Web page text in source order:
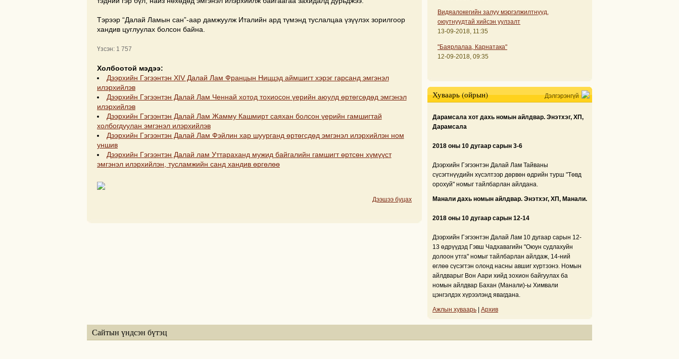
Тэрээр “Далай Ламын сан”-аар дамжуулж Италийн ард түмэнд туслалцаа үзүүлэх зорилгоор
хандив цуглуулах болсон байна.
Үзсэн: 1 757
Холбоотой мэдээ:
Дээрхийн Гэгээнтэн XIV Далай Лам Францын Ниццэд аймшигт хэрэг гарсанд эмгэнэл
илэрхийлэв
Дээрхийн Гэгээнтэн Далай Лам Ченнай хотод тохиосон үерийн аюулд өртөгсөдөд эмгэнэл
илэрхийлэв
Дээрхийн Гэгээнтэн Далай Лам Жамму Кашмирт саяхан болсон үерийн гамшигтай
холбогдуулан эмгэнэл илэрхийлэв
Дээрхийн Гэгээнтэн Далай Лам Фэйлин хар шуурганд өртөгсдөд эмгэнэл илэрхийлэн ном
уншив
Дээрхийн Гэгээнтэн Далай лам Уттараханд мужид байгалийн гамшигт өртсөн хүмүүст
эмгэнэл илэрхийлэн, тусламжийн санд хандив өргөлөө
Дээшээ буцах
Видяалокегийн залуу мэргэлжилтнүүд,
оюутнуудтай хийсэн уулзалт
13-09-2018, 11:35
"Баярлалаа, Карнатака"
12-09-2018, 09:35
Хуваарь (ойрын) Дэлгэрэнгүй
Дарамсала хот дахь номын айлдвар. Энэтхэг, ХП,
Дарамсала
2018 оны 10 дугаар сарын 3-6
Дээрхийн Гэгээнтэн Далай Лам Тайваны
сүсэгтнүүдийн хүсэлтээр дөрвөн өдрийн турш "Төвд
орохуй" номыг тайлбарлан айлдана.
Манали дахь номын айлдвар. Энэтхэг, ХП, Манали.
2018 оны 10 дугаар сарын 12-14
Дээрхийн Гэгээнтэн Далай Лам 10 дугаар сарын 12-
13 өдрүүдэд Гэвш Чадхавагийн "Оюун судлахуйн
долоон утга" номыг тайлбарлан айлдаж, 14-ний
өглөө сүсэгтэн олонд насны авшиг хүртээнэ. Номын
айлдварыг Вон Аари хийд зохион байгуулах ба
номын айлдвар Бахан (Манали)-ы Химвали
цэнгэлдэх хүрээлэнд явагдана.
Ажлын хуваарь Архив
Сайтын үндсэн бүтэц